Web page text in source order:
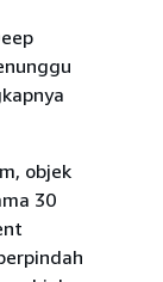
objek
30